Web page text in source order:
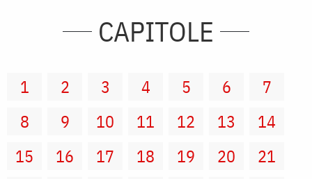
CAPITOLE
1 2 3 4 5 6
7
8
9 10 11 12 13
14
15
16 17 18 19 20
21